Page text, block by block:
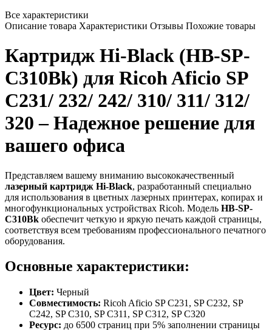
Все характеристики
Описание товара Характеристики Отзывы Похожие товары
Картридж Hi-Black (HB-SP-
C310Bk) для Ricoh Aficio SP
C231/ 232/ 242/ 310/ 311/ 312/
320 – Надежное решение для
вашего офиса
Представляем вашему вниманию высококачественный
лазерный картридж Hi-Black, разработанный специально
для использования в цветных лазерных принтерах, копирах и
многофункциональных устройствах Ricoh. Модель HB-SP-
C310Bk обеспечит четкую и яркую печать каждой страницы,
соответствуя всем требованиям профессионального печатного
оборудования.
Основные характеристики:
Цвет: Черный
Совместимость: Ricoh Aficio SP C231, SP C232, SP
C242, SP C310, SP C311, SP C312, SP C320
Ресурс: до 6500 страниц при 5% заполнении страницы